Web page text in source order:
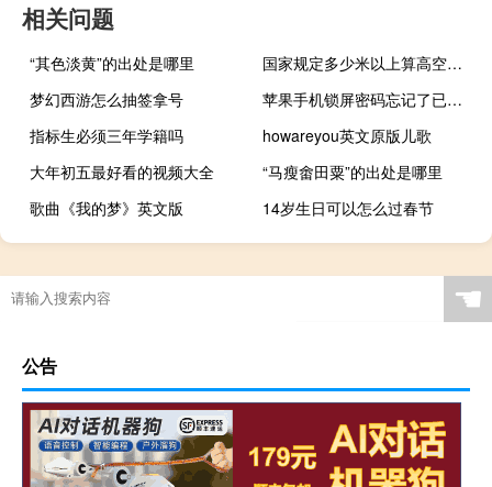
相关问题
“其色淡黄”的出处是哪里
国家规定多少米以上算高空作业
梦幻西游怎么抽签拿号
苹果手机锁屏密码忘记了已经停用我不想刷
指标生必须三年学籍吗
howareyou英文原版儿歌
大年初五最好看的视频大全
“马瘦畬田粟”的出处是哪里
歌曲《我的梦》英文版
14岁生日可以怎么过春节
☚
公告